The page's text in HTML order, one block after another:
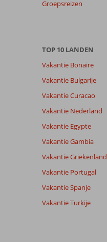
Groepsreizen
TOP 10 LANDEN
Vakantie Bonaire
Vakantie Bulgarije
Vakantie Curacao
Vakantie Nederland
Vakantie Egypte
Vakantie Gambia
Vakantie Griekenland
Vakantie Portugal
Vakantie Spanje
Vakantie Turkije